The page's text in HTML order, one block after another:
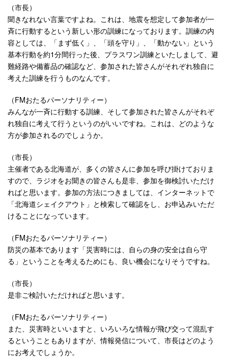
（市長）
聞きなれない言葉ですよね。これは、地震を想定して参加者が一
斉に行動するという新しい形の訓練になっております。訓練の内
容としては、「まず低く」、「頭を守り」、「動かない」という
基本行動を約1分間行った後、プラスワン訓練といたしまして、避
難経路や備蓄品の確認など、参加された皆さんがそれぞれ独自に
考えた訓練を行うものなんです。
（FMおたるパーソナリティー）
みんなが一斉に行動する訓練、そして参加された皆さんがそれぞ
れ独自に考えて行うというのがいいですね。これは、どのような
方が参加されるのでしょうか。
（市長）
主催者である北海道が、多くの皆さんに参加を呼び掛けておりま
すので、ラジオをお聞きの皆さんも是非、参加を御検討いただけ
ればと思います。参加の方法につきましては、インターネットで
「北海道シェイクアウト」と検索して確認をし、お申込みいただ
けることになっています。
（FMおたるパーソナリティー）
防災の基本であります「災害時には、自らの身の安全は自ら守
る」ということを考えるためにも、良い機会になりそうですね。
（市長）
是非ご検討いただければと思います。
（FMおたるパーソナリティー）
また、災害時といいますと、いろいろな情報が飛び交って混乱す
るということもありますが、情報発信について、市長はどのよう
にお考えでしょうか。